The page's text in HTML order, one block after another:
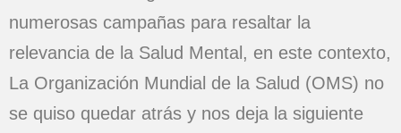
numerosas campañas para resaltar la
relevancia de la Salud Mental, en este contexto,
La Organización Mundial de la Salud (OMS) no
se quiso quedar atrás y nos deja la siguiente